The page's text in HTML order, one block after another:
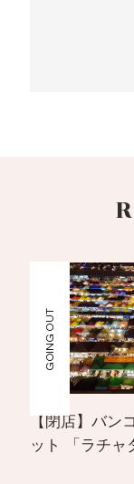
GOING OUT
【閉店】バン
ット 「ラチャ